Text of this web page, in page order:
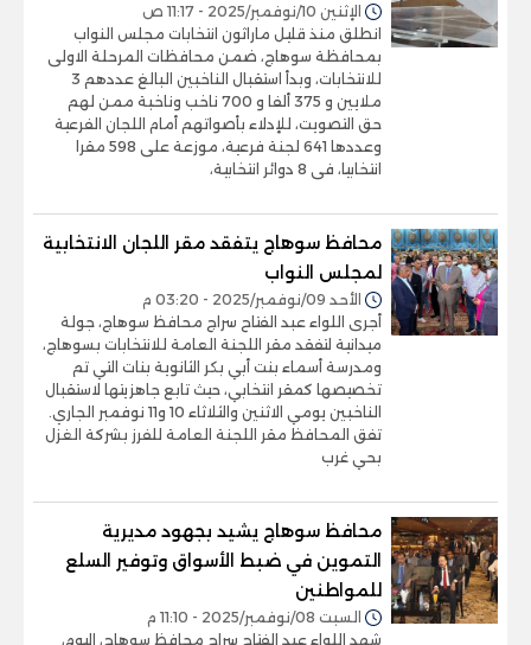
الإثنين 10/نوفمبر/2025 - 11:17 ص
انطلق منذ قليل ماراثون انتخابات مجلس النواب
بمحافظة سوهاج، ضمن محافظات المرحلة الاولى
للانتخابات، وبدأ استقبال الناخبين البالغ عددهم 3
ملايين و 375 ألفا و 700 ناخب وناخبة ممن لهم
حق التصويت، للإدلاء بأصواتهم أمام اللجان الفرعية
وعددها 641 لجنة فرعية، موزعة على 598 مقرا
انتخابيا، فى 8 دوائر انتخابية،
محافظ سوهاج يتفقد مقر اللجان الانتخابية
لمجلس النواب
الأحد 09/نوفمبر/2025 - 03:20 م
أجرى اللواء عبد الفتاح سراج محافظ سوهاج، جولة
ميدانية لتفقد مقر اللجنة العامة للانتخابات بسوهاج،
ومدرسة أسماء بنت أبي بكر الثانوية بنات التي تم
تخصيصها كمقر انتخابي، حيث تابع جاهزيتها لاستقبال
الناخبين يومي الاثنين والثلاثاء 10 و11 نوفمبر الجاري.
تفق المحافظ مقر اللجنة العامة للفرز بشركة الغزل
بحي غرب
محافظ سوهاج يشيد بجهود مديرية
التموين في ضبط الأسواق وتوفير السلع
للمواطنين
السبت 08/نوفمبر/2025 - 11:10 م
شهد اللواء عبد الفتاح سراج محافظ سوهاج، اليوم،